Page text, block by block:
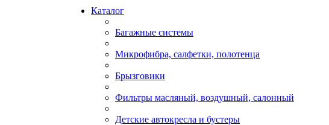
Каталог
Багажные системы
Микрофибра, салфетки, полотенца
Брызговики
Фильтры масляный, воздушный, салонный
Детские автокресла и бустеры